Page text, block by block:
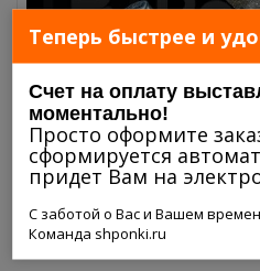
Теперь быстрее и
Счет на оплату
моментально!
Просто оформите
сформируется
придет Вам на
С заботой о Вас и Вашем
Команда shponki.ru